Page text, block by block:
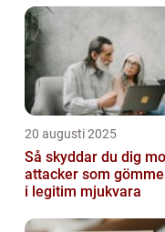
20 augusti 2025
Så skyddar du dig
attacker som
i legitim mjukvara